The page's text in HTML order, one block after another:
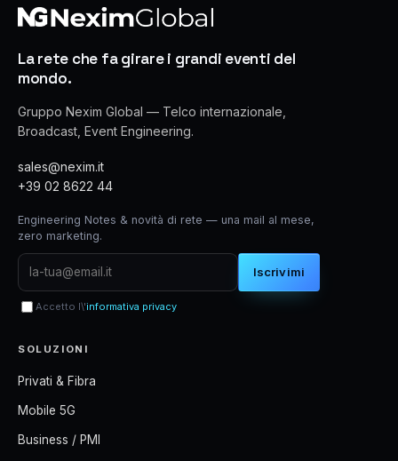
La rete che fa girare i grandi eventi del
mondo.
Gruppo Nexim Global — Telco internazionale,
Broadcast, Event Engineering.
sales@nexim.it
+39 02 8622 44
Engineering Notes & novità di rete — una mail al mese,
zero marketing.
Iscrivimi
Accetto l\'informativa privacy
SOLUZIONI
Privati & Fibra
Mobile 5G
Business / PMI